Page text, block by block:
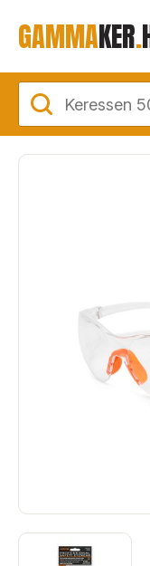
GAMMAKER.